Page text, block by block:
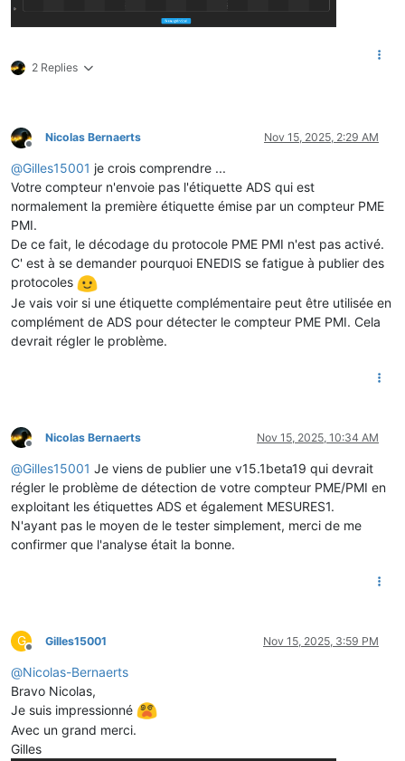
2 Replies
Offline
Nicolas Bernaerts Nov 15, 2025, 2:29 AM
@Gilles15001 je crois comprendre ...
Votre compteur n'envoie pas l'étiquette ADS qui est
normalement la première étiquette émise par un compteur PME
PMI.
De ce fait, le décodage du protocole PME PMI n'est pas activé.
C' est à se demander pourquoi ENEDIS se fatigue à publier des
protocoles
Je vais voir si une étiquette complémentaire peut être utilisée en
complément de ADS pour détecter le compteur PME PMI. Cela
devrait régler le problème.
Offline
Nicolas Bernaerts Nov 15, 2025, 10:34 AM
@Gilles15001 Je viens de publier une v15.1beta19 qui devrait
régler le problème de détection de votre compteur PME/PMI en
exploitant les étiquettes ADS et également MESURES1.
N'ayant pas le moyen de le tester simplement, merci de me
confirmer que l'analyse était la bonne.
G
Offline
Gilles15001 Nov 15, 2025, 3:59 PM
@Nicolas-Bernaerts
Bravo Nicolas,
Je suis impressionné
Avec un grand merci.
Gilles